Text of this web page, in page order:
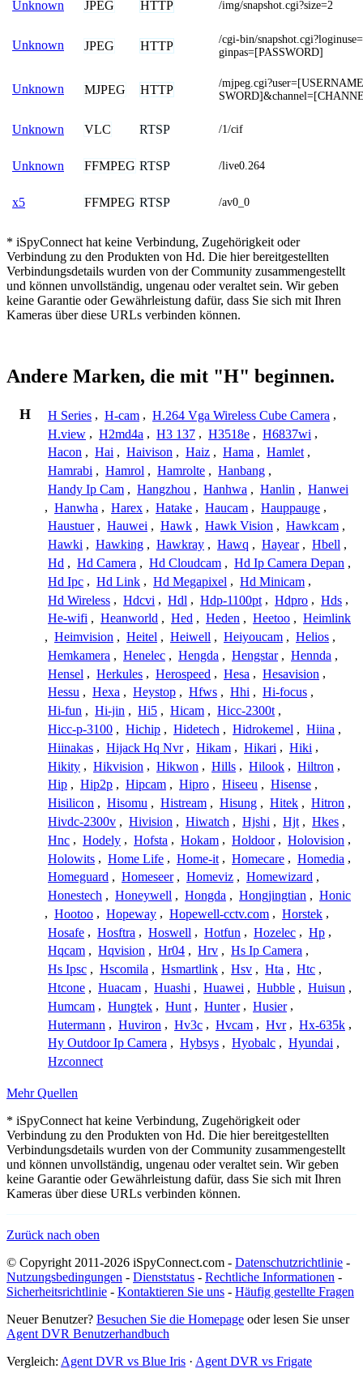
Unknown JPEG HTTP /img/snapshot.cgi?size=2
Unknown JPEG HTTP
/cgi-bin/
ginpas=[PASSWORD]
Unknown MJPEG HTTP
/
Unknown VLC RTSP /1/cif
Unknown FFMPEG RTSP /live0.264
x5 FFMPEG RTSP /av0_0
* iSpyConnect hat keine Verbindung, Zugehörigkeit oder
Verbindung zu den Produkten von Hd. Die hier bereitgestellten
Verbindungsdetails wurden von der Community zusammengestellt
und können unvollständig, ungenau oder veraltet sein. Wir geben
keine Garantie oder Gewährleistung dafür, dass Sie sich mit Ihren
Kameras über diese URLs verbinden können.
Andere Marken, die mit "H" beginnen.
H H Series , H-cam , H.264 Vga Wireless Cube Camera ,
H.view , H2md4a , H3 137 , H3518e , H6837wi ,
Hacon , Hai , Haivison , Haiz , Hama , Hamlet ,
Hamrabi , Hamrol , Hamrolte , Hanbang ,
Handy Ip Cam , Hangzhou , Hanhwa , Hanlin , Hanwei
, Hanwha , Harex , Hatake , Haucam , Hauppauge ,
Haustuer , Hauwei , Hawk , Hawk Vision , Hawkcam ,
Hawki , Hawking , Hawkray , Hawq , Hayear , Hbell ,
Hd , Hd Camera , Hd Cloudcam , Hd Ip Camera Depan ,
Hd Ipc , Hd Link , Hd Megapixel , Hd Minicam ,
Hd Wireless , Hdcvi , Hdl , Hdp-1100pt , Hdpro , Hds ,
He-wifi , Heanworld , Hed , Heden , Heetoo , Heimlink
, Heimvision , Heitel , Heiwell , Heiyoucam , Helios ,
Hemkamera , Henelec , Hengda , Hengstar , Hennda ,
Hensel , Herkules , Herospeed , Hesa , Hesavision ,
Hessu , Hexa , Heystop , Hfws , Hhi , Hi-focus ,
Hi-fun , Hi-jin , Hi5 , Hicam , Hicc-2300t ,
Hicc-p-3100 , Hichip , Hidetech , Hidrokemel , Hiina ,
Hiinakas , Hijack Hq Nvr , Hikam , Hikari , Hiki ,
Hikity , Hikvision , Hikwon , Hills , Hilook , Hiltron ,
Hip , Hip2p , Hipcam , Hipro , Hiseeu , Hisense ,
Hisilicon , Hisomu , Histream , Hisung , Hitek , Hitron ,
Hivdc-2300v , Hivision , Hiwatch , Hjshi , Hjt , Hkes ,
Hnc , Hodely , Hofsta , Hokam , Holdoor , Holovision ,
Holowits , Home Life , Home-it , Homecare , Homedia ,
Homeguard , Homeseer , Homeviz , Homewizard ,
Honestech , Honeywell , Hongda , Hongjingtian , Honic
, Hootoo , Hopeway , Hopewell-cctv.com , Horstek ,
Hosafe , Hosftra , Hoswell , Hotfun , Hozelec , Hp ,
Hqcam , Hqvision , Hr04 , Hrv , Hs Ip Camera ,
Hs Ipsc , Hscomila , Hsmartlink , Hsv , Hta , Htc ,
Htcone , Huacam , Huashi , Huawei , Hubble , Huisun ,
Humcam , Hungtek , Hunt , Hunter , Husier ,
Hutermann , Huviron , Hv3c , Hvcam , Hvr , Hx-635k ,
Hy Outdoor Ip Camera , Hybsys , Hyobalc , Hyundai ,
Hzconnect
Mehr Quellen
* iSpyConnect hat keine Verbindung, Zugehörigkeit oder
Verbindung zu den Produkten von Hd. Die hier bereitgestellten
Verbindungsdetails wurden von der Community zusammengestellt
und können unvollständig, ungenau oder veraltet sein. Wir geben
keine Garantie oder Gewährleistung dafür, dass Sie sich mit Ihren
Kameras über diese URLs verbinden können.
Zurück nach oben
© Copyright 2011-2026 iSpyConnect.com - Datenschutzrichtlinie -
Nutzungsbedingungen - Dienststatus - Rechtliche Informationen -
Sicherheitsrichtlinie - Kontaktieren Sie uns - Häufig gestellte Fragen
Neuer Benutzer? Besuchen Sie die Homepage oder lesen Sie unser
Agent DVR Benutzerhandbuch
Vergleich: Agent DVR vs Blue Iris · Agent DVR vs Frigate